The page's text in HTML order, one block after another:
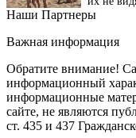
Ролик
смеяться
долго
Королева
отожгла!
оставит
Наши Партнеры
Важная информация
Обратите внимание!
информационный
информационные
сайте, не являются
ст. 435 и 437